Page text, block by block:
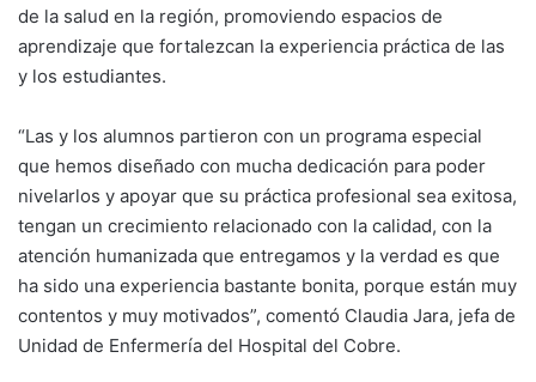
de la salud en la región, promoviendo espacios de
aprendizaje que fortalezcan la experiencia práctica de las
y los estudiantes.
“Las y los alumnos partieron con un programa especial
que hemos diseñado con mucha dedicación para poder
nivelarlos y apoyar que su práctica profesional sea exitosa,
tengan un crecimiento relacionado con la calidad, con la
atención humanizada que entregamos y la verdad es que
ha sido una experiencia bastante bonita, porque están muy
contentos y muy motivados”, comentó Claudia Jara, jefa de
Unidad de Enfermería del Hospital del Cobre.